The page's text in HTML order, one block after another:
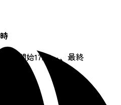
付開始17:50～、最終